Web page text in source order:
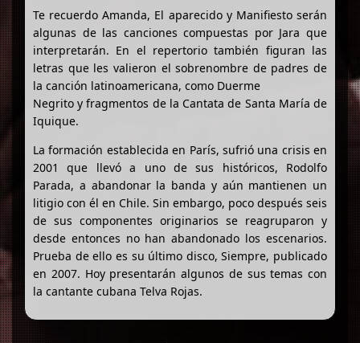
Te recuerdo Amanda, El aparecido y Manifiesto serán
algunas de las canciones compuestas por Jara que
interpretarán. En el repertorio también figuran las
letras que les valieron el sobrenombre de padres de
la canción latinoamericana, como Duerme
Negrito y fragmentos de la Cantata de Santa María de
Iquique.
La formación establecida en París, sufrió una crisis en
2001 que llevó a uno de sus históricos, Rodolfo
Parada, a abandonar la banda y aún mantienen un
litigio con él en Chile. Sin embargo, poco después seis
de sus componentes originarios se reagruparon y
desde entonces no han abandonado los escenarios.
Prueba de ello es su último disco, Siempre, publicado
en 2007. Hoy presentarán algunos de sus temas con
la cantante cubana Telva Rojas.